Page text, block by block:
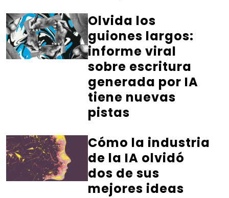
Olvida los
guiones largos:
informe viral
sobre escritura
generada por IA
tiene nuevas
pistas
Cómo la industria
de la IA olvidó
dos de sus
mejores ideas